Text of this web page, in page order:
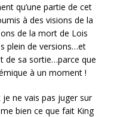
qu’une partie de cet
à des visions de la
de la mort de Lois
plein de versions…et
de sa sortie…parce que
à un moment !
je ne vais pas juger sur
bien ce que fait King